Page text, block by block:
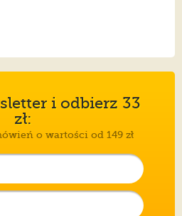
i odbierz 33
zł:
o wartości od 149 zł